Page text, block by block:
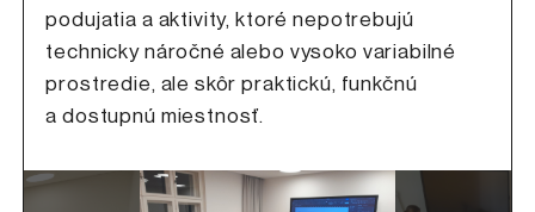
podujatia a aktivity, ktoré nepotrebujú
technicky náročné alebo vysoko variabilné
prostredie, ale skôr praktickú, funkčnú
a dostupnú miestnosť.